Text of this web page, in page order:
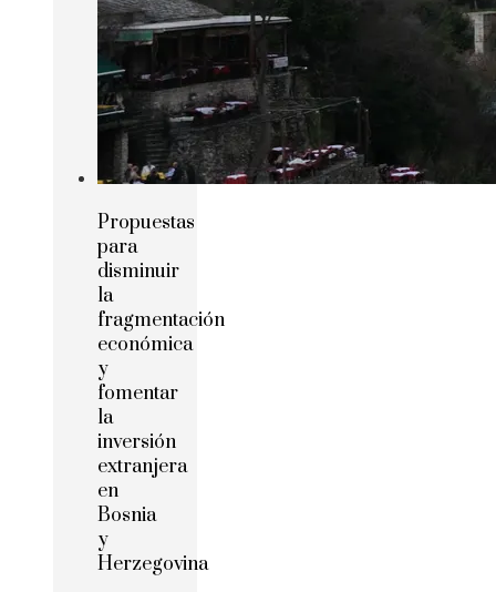
Propuestas
para
disminuir
la
fragmentación
económica
y
fomentar
la
inversión
extranjera
en
Bosnia
y
Herzegovina